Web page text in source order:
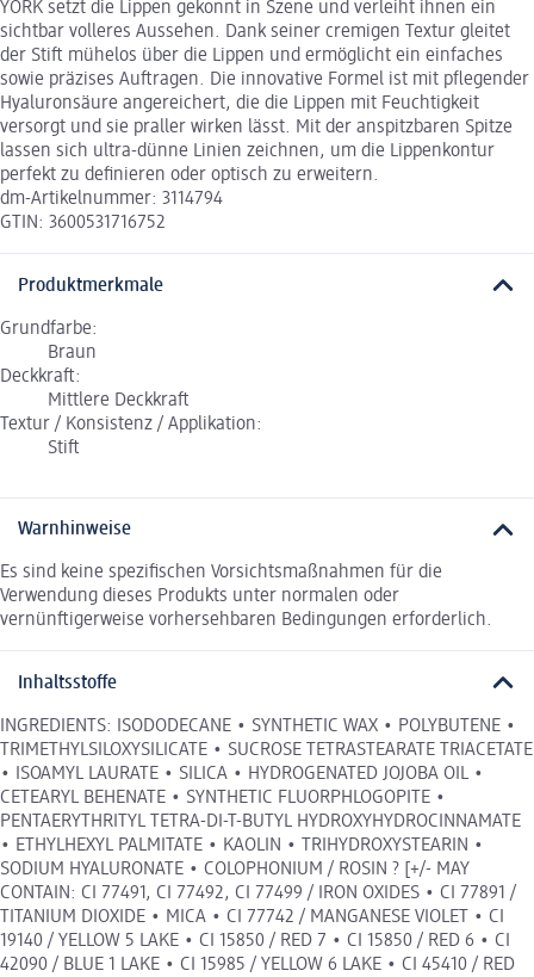
YORK setzt die Lippen gekonnt in Szene und verleiht ihnen ein
sichtbar volleres Aussehen. Dank seiner cremigen Textur gleitet
der Stift mühelos über die Lippen und ermöglicht ein einfaches
sowie präzises Auftragen. Die innovative Formel ist mit pflegender
Hyaluronsäure angereichert, die die Lippen mit Feuchtigkeit
versorgt und sie praller wirken lässt. Mit der anspitzbaren Spitze
lassen sich ultra-dünne Linien zeichnen, um die Lippenkontur
perfekt zu definieren oder optisch zu erweitern.
dm-Artikelnummer: 3114794
GTIN: 3600531716752
Produktmerkmale
Grundfarbe:
Braun
Deckkraft:
Mittlere Deckkraft
Textur / Konsistenz / Applikation:
Stift
Warnhinweise
Es sind keine spezifischen Vorsichtsmaßnahmen für die
Verwendung dieses Produkts unter normalen oder
vernünftigerweise vorhersehbaren Bedingungen erforderlich.
Inhaltsstoffe
INGREDIENTS: ISODODECANE • SYNTHETIC WAX • POLYBUTENE •
TRIMETHYLSILOXYSILICATE • SUCROSE TETRASTEARATE TRIACETATE
• ISOAMYL LAURATE • SILICA • HYDROGENATED JOJOBA OIL •
CETEARYL BEHENATE • SYNTHETIC FLUORPHLOGOPITE •
PENTAERYTHRITYL TETRA-DI-T-BUTYL HYDROXYHYDROCINNAMATE
• ETHYLHEXYL PALMITATE • KAOLIN • TRIHYDROXYSTEARIN •
SODIUM HYALURONATE • COLOPHONIUM / ROSIN ? [+/- MAY
CONTAIN: CI 77491, CI 77492, CI 77499 / IRON OXIDES • CI 77891 /
TITANIUM DIOXIDE • MICA • CI 77742 / MANGANESE VIOLET • CI
19140 / YELLOW 5 LAKE • CI 15850 / RED 7 • CI 15850 / RED 6 • CI
42090 / BLUE 1 LAKE • CI 15985 / YELLOW 6 LAKE • CI 45410 / RED